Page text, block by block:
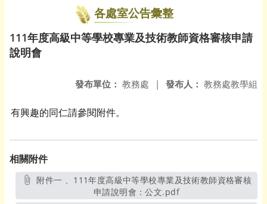
各處室公告彙整
111年度高級中等學校專業及技術教師資格審核申請
說明會
發布人： 教務處教學組
發布單位： 教務處 |
有興趣的同仁請參閱附件。
相關附件
附件一 、111年度高級中等學校專業及技術教師資格審核
申請說明會：公文.pdf另開新視窗